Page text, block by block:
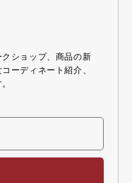
ショップ、商品の新
ーディネート紹介、